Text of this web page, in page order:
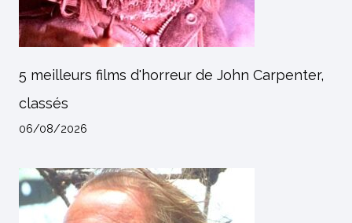
5 meilleurs films d'horreur de John Carpenter,
classés
06/08/2026